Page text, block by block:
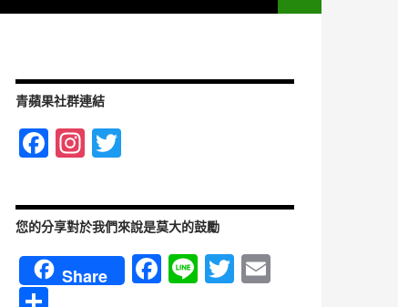
青蘋果社群連結
F
e
b
o
o
In
ag
ra
m
itt
er
您的分享對於我們來說是莫大的鼓勵
Share
F
Li
T